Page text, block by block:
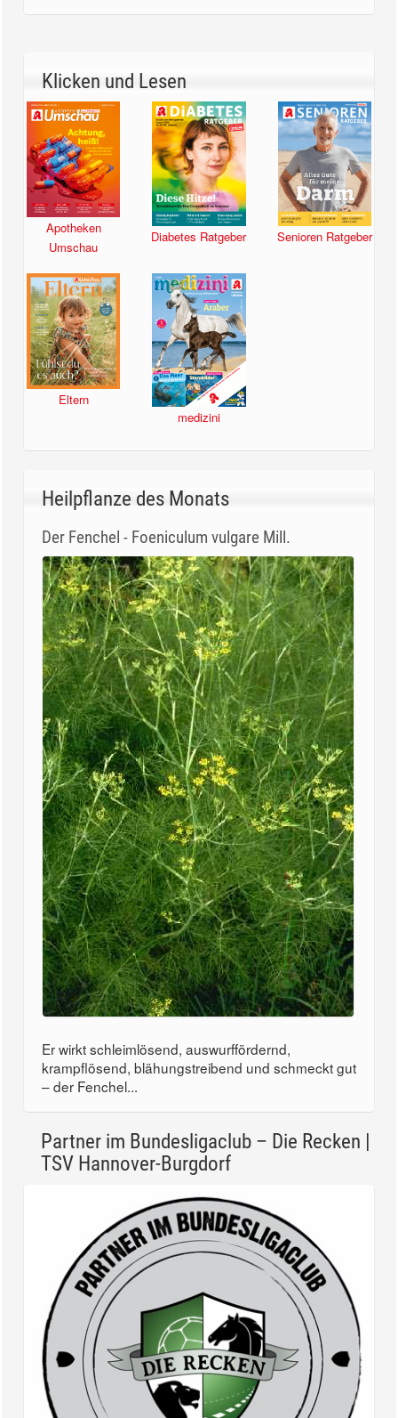
Klicken und Lesen
Apotheken
Umschau
Diabetes Ratgeber Senioren Ratgeber
Eltern
medizini
Heilpflanze des Monats
Der Fenchel - Foeniculum vulgare Mill.
Er wirkt schleimlösend, auswurffördernd,
krampflösend, blähungstreibend und schmeckt gut
– der Fenchel...
Partner im Bundesligaclub – Die Recken |
TSV Hannover-Burgdorf